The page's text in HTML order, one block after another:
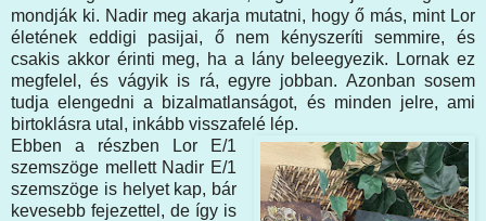
mondják ki. Nadir meg akarja mutatni, hogy ő más, mint Lor
életének eddigi pasijai, ő nem kényszeríti semmire, és
csakis akkor érinti meg, ha a lány beleegyezik. Lornak ez
megfelel, és vágyik is rá, egyre jobban. Azonban sosem
tudja elengedni a bizalmatlanságot, és minden jelre, ami
birtoklásra utal, inkább visszafelé lép.
Ebben a részben Lor E/1
szemszöge mellett Nadir E/1
szemszöge is helyet kap, bár
kevesebb fejezettel, de így is